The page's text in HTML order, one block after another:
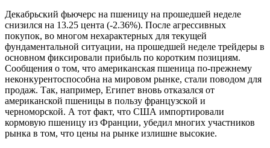
Декабрьский фьючерс на пшеницу на прошедшей неделе
снизился на 13.25 цента (-2.36%). После агрессивных
покупок, во многом нехарактерных для текущей
фундаментальной ситуации, на прошедшей неделе трейдеры в
основном фиксировали прибыль по коротким позициям.
Сообщения о том, что американская пшеница по-прежнему
неконкурентоспособна на мировом рынке, стали поводом для
продаж. Так, например, Египет вновь отказался от
американской пшеницы в пользу французской и
черноморской. А тот факт, что США импортировали
кормовую пшеницу из Франции, убедил многих участников
рынка в том, что цены на рынке излишне высокие.